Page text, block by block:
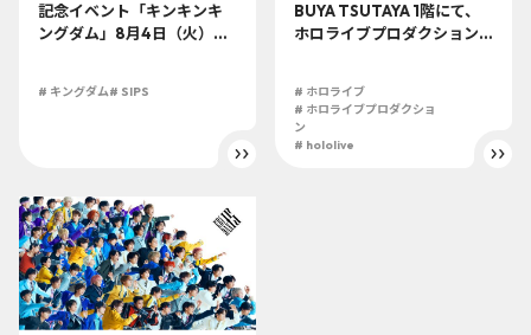
記念イベント「キンキンキ
ングダム」8月4日（火）よ
# キングダム# SIPS
BUYA TSUTAYA 1階にて、
ホロライブプロダクション
# ホロライブ
# ホロライブプロダクショ
ン
# hololive